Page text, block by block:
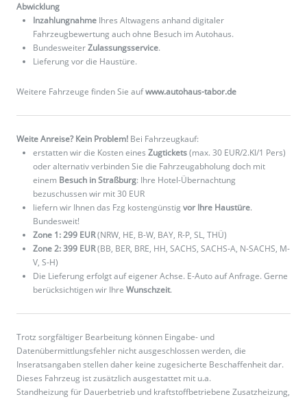
Abwicklung
Inzahlungnahme Ihres Altwagens anhand digitaler
Fahrzeugbewertung auch ohne Besuch im Autohaus.
BundesweiterZulassungsservice.
Lieferung vor die Haustüre.
Weitere Fahrzeuge finden Sie aufwww.autohaus-tabor.de
Weite Anreise? Kein Problem! Bei Fahrzeugkauf:
erstatten wir die Kosten eines Zugtickets(max. 30 EUR/2.Kl/1 Pers)
oder alternativ verbinden Sie die Fahrzeugabholung doch mit
einem Besuch in Straßburg: Ihre Hotel-Übernachtung
bezuschussen wir mit 30 EUR
liefern wir Ihnen das Fzg kostengünstig vor Ihre Haustüre.
Bundesweit!
Zone 1: 299 EUR(NRW, HE, B-W, BAY, R-P, SL, THÜ)
Zone 2: 399 EUR(BB, BER, BRE, HH, SACHS, SACHS-A, N-SACHS, M-
V, S-H)
Die Lieferung erfolgt auf eigener Achse. E-Auto auf Anfrage. Gerne
berücksichtigen wir Ihre Wunschzeit.
Trotz sorgfältiger Bearbeitung können Eingabe- und
Datenübermittlungsfehler nicht ausgeschlossen werden, die
Inseratsangaben stellen daher keine zugesicherte Beschaffenheit dar.
Dieses Fahrzeug ist zusätzlich ausgestattet mit u.a.
Standheizung für Dauerbetrieb und kraftstoffbetriebene Zusatzheizung,